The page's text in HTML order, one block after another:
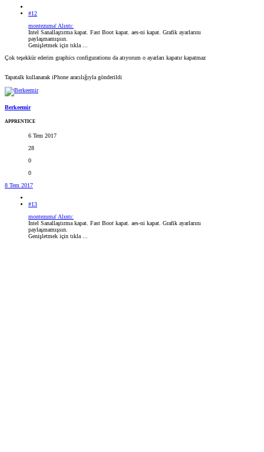
#12
montezuma' Alıntı:
Intel Sanallaştırma kapat. Fast Boot kapat. aes-ni kapat. Grafik ayarlarını
paylaşmamışsın.
Genişletmek için tıkla ...
Çok teşekkür ederim graphics configurationu da atıyorum o ayarları kapatır kapatmaz
Tapatalk kullanarak iPhone aracılığıyla gönderildi
Berkeemir
APPRENTICE
6 Tem 2017
28
0
0
8 Tem 2017
#13
montezuma' Alıntı:
Intel Sanallaştırma kapat. Fast Boot kapat. aes-ni kapat. Grafik ayarlarını
paylaşmamışsın.
Genişletmek için tıkla ...